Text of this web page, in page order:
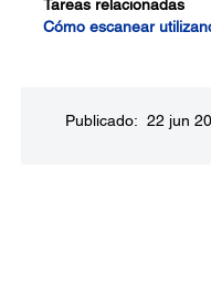
Tareas relacionadas
Cómo escanear
Publicado: 22 jun